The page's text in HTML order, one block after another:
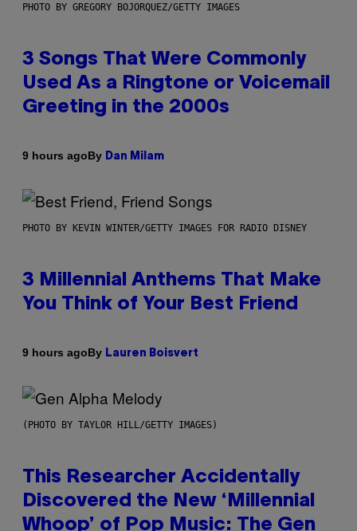
PHOTO BY GREGORY BOJORQUEZ/GETTY IMAGES
3 Songs That Were Commonly
Used As a Ringtone or Voicemail
Greeting in the 2000s
9 hours agoBy Dan Milam
PHOTO BY KEVIN WINTER/GETTY IMAGES FOR RADIO DISNEY
3 Millennial Anthems That Make
You Think of Your Best Friend
9 hours agoBy Lauren Boisvert
(PHOTO BY TAYLOR HILL/GETTY IMAGES)
This Researcher Accidentally
Discovered the New ‘Millennial
Whoop’ of Pop Music: The Gen